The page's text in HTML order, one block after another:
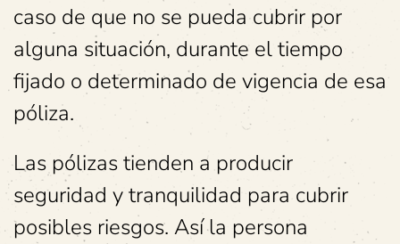
caso de que no se pueda cubrir por
alguna situación, durante el tiempo
fijado o determinado de vigencia de esa
póliza.
Las pólizas tienden a producir
seguridad y tranquilidad para cubrir
posibles riesgos. Así la persona